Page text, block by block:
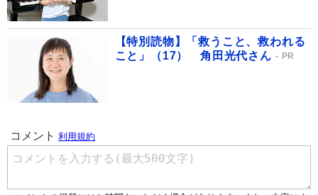
【特別読物】「救うこと、救われる
こと」（17） 角田光代さん
PR